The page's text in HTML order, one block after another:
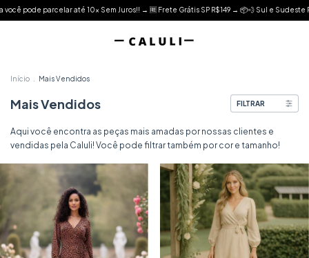
Grátis SP R$149 → 📦💨 Sul e Sudeste R$199 • Caluli - Especialista em Vestido
Início Mais Vendidos
Mais Vendidos FILTRAR
Aqui você encontra as peças mais amadas por nossas clientes e
vendidas pela Caluli! Você pode filtrar também por cor e tamanho!